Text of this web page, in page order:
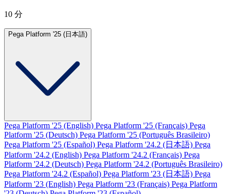
10 分
Pega Platform '25 (日本語)
Pega Platform '25 (English) Pega Platform '25 (Français) Pega
Platform '25 (Deutsch) Pega Platform '25 (Português Brasileiro)
Pega Platform '25 (Español) Pega Platform '24.2 (日本語) Pega
Platform '24.2 (English) Pega Platform '24.2 (Français) Pega
Platform '24.2 (Deutsch) Pega Platform '24.2 (Português Brasileiro)
Pega Platform '24.2 (Español) Pega Platform '23 (日本語) Pega
Platform '23 (English) Pega Platform '23 (Français) Pega Platform